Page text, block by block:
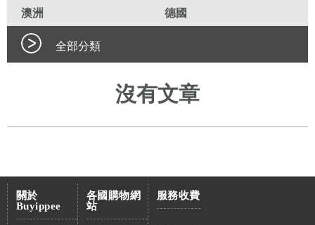
澳洲 德國
全部分類
沒有文章
關於
Buyippee
各國購物網
站
服務收費